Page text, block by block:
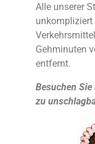
Alle unserer
Gehminuten
entfernt.
Besuchen
zu